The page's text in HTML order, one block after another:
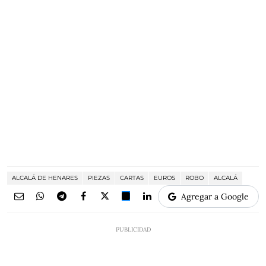
ALCALÁ DE HENARES PIEZAS CARTAS EUROS ROBO ALCALÁ
Agregar a Google